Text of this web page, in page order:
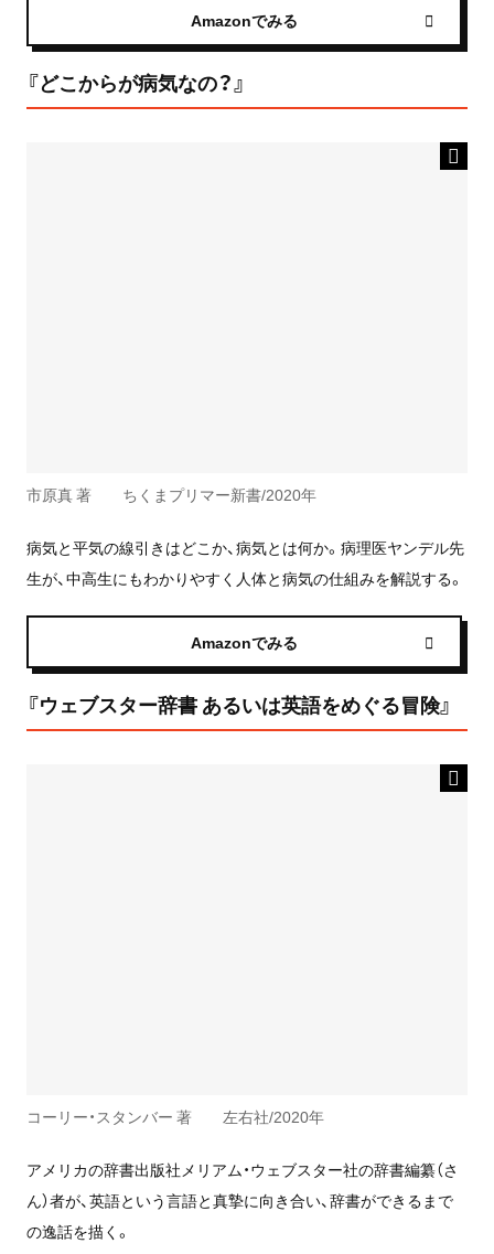
Amazonでみる
『どこからが病気なの？』
市原真 著 ちくまプリマー新書/2020年
病気と平気の線引きはどこか、病気とは何か。病理医ヤンデル先
生が、中高生にもわかりやすく人体と病気の仕組みを解説する。
Amazonでみる
『ウェブスター辞書 あるいは英語をめぐる冒険』
コーリー・スタンバー 著 左右社/2020年
アメリカの辞書出版社メリアム・ウェブスター社の辞書編纂（さ
ん）者が、英語という言語と真摯に向き合い、辞書ができるまで
の逸話を描く。